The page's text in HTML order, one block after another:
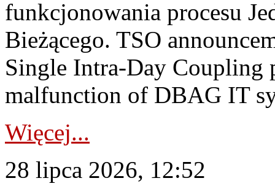
funkcjonowania procesu
Bieżącego. TSO
Single Intra-Day Coupling
malfunction of DBAG IT
Więcej...
28 lipca 2026, 12:52